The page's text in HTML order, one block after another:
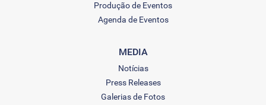
Produção de Eventos
Agenda de Eventos
MEDIA
Notícias
Press Releases
Galerias de Fotos